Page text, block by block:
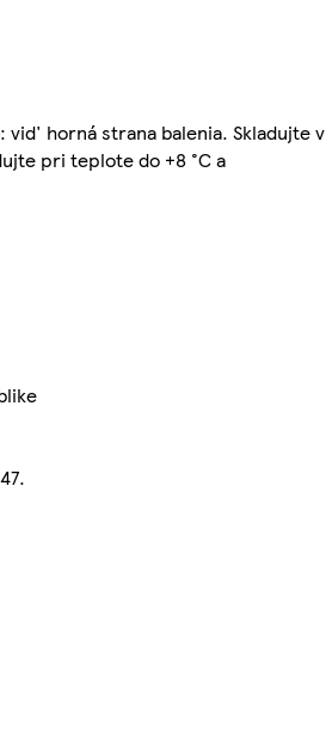
vid' horná strana balenia. Skladujte v
pri teplote do +8 °C a